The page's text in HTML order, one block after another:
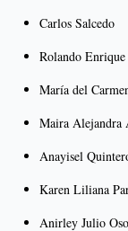
Carlos Salcedo
Rolando
María del
Maira Alejandra
Anayisel
Karen Liliana
Anirley Julio